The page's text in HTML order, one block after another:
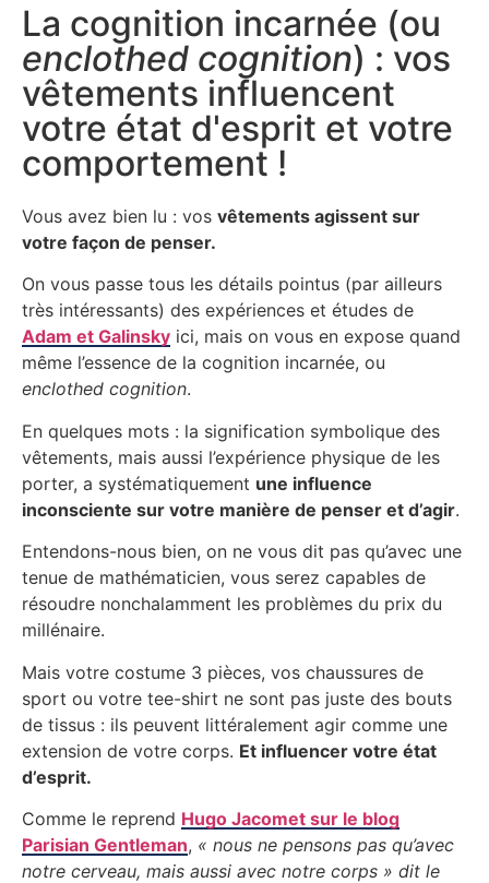
La cognition incarnée (ou
enclothed cognition) : vos
vêtements influencent
votre état d'esprit et votre
comportement !
Vous avez bien lu : vos vêtements agissent sur
votre façon de penser.
On vous passe tous les détails pointus (par ailleurs
très intéressants) des expériences et études de
Adam et Galinsky ici, mais on vous en expose quand
même l’essence de la cognition incarnée, ou
enclothed cognition.
En quelques mots : la signification symbolique des
vêtements, mais aussi l’expérience physique de les
porter, a systématiquement une influence
inconsciente sur votre manière de penser et d’agir.
Entendons-nous bien, on ne vous dit pas qu’avec une
tenue de mathématicien, vous serez capables de
résoudre nonchalamment les problèmes du prix du
millénaire.
Mais votre costume 3 pièces, vos chaussures de
sport ou votre tee-shirt ne sont pas juste des bouts
de tissus : ils peuvent littéralement agir comme une
extension de votre corps. Et influencer votre état
d’esprit.
Comme le reprend Hugo Jacomet sur le blog
Parisian Gentleman, « nous ne pensons pas qu’avec
notre cerveau, mais aussi avec notre corps » dit le